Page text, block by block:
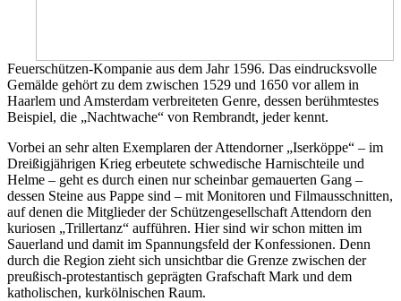
Feuerschützen-Kompanie aus dem Jahr 1596. Das eindrucksvolle
Gemälde gehört zu dem zwischen 1529 und 1650 vor allem in
Haarlem und Amsterdam verbreiteten Genre, dessen berühmtestes
Beispiel, die „Nachtwache“ von Rembrandt, jeder kennt.
Vorbei an sehr alten Exemplaren der Attendorner „Iserköppe“ – im
Dreißigjährigen Krieg erbeutete schwedische Harnischteile und
Helme – geht es durch einen nur scheinbar gemauerten Gang –
dessen Steine aus Pappe sind – mit Monitoren und Filmausschnitten,
auf denen die Mitglieder der Schützengesellschaft Attendorn den
kuriosen „Trillertanz“ aufführen. Hier sind wir schon mitten im
Sauerland und damit im Spannungsfeld der Konfessionen. Denn
durch die Region zieht sich unsichtbar die Grenze zwischen der
preußisch-protestantisch geprägten Grafschaft Mark und dem
katholischen, kurkölnischen Raum.